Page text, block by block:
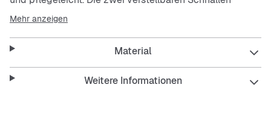
sorgen für den perfekten Sitz. Die flexible, glatte
Außensohle macht jeden Schritt bequem.
Mehr anzeigen
Material
Weitere Informationen